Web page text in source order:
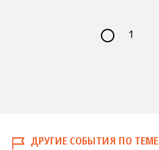
1
ДРУГИЕ СОБЫТИЯ ПО ТЕМЕ